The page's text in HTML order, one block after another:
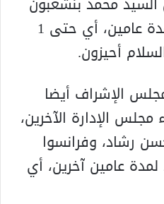
رئيسا لمجلس الإدارة لمدة عامين، أي حتى 1
الإشراف أيضا
الإدارة الآخرين،
رشاد، وفرانسوا
لمدة عامين آخرين، أي